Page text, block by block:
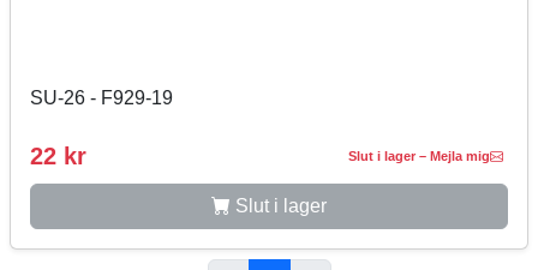
SU-26 - F929-19
22 kr Slut i lager – Mejla mig
Slut i lager